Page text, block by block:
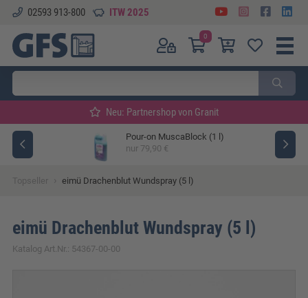
02593 913-800 ITW 2025
0
Neu: Partnershop von Granit
Pour-on MuscaBlock (1 l)
nur 79,90 €
Topseller eimü Drachenblut Wundspray (5 l)
eimü Drachenblut Wundspray (5 l)
Katalog Art.Nr.: 54367-00-00